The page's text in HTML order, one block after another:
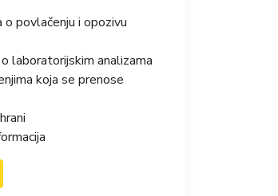
o povlačenju i opozivu
laboratorijskim analizama
koja se prenose